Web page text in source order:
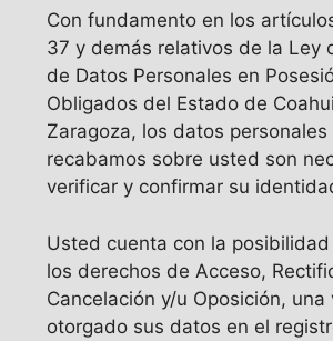
Con fundamento en los
37 y demás relativos de la Ley
de Datos Personales en
Obligados del Estado de
Zaragoza, los datos personales
recabamos sobre usted son
verificar y confirmar su
Usted cuenta con la
los derechos de Acceso,
Cancelación y/u Oposición, una
otorgado sus datos en el